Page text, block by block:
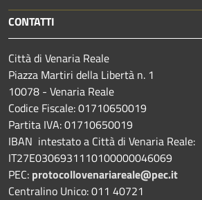
CONTATTI
Città di Venaria Reale
Piazza Martiri della Libertà n. 1
10078 - Venaria Reale
Codice Fiscale: 01710650019
Partita IVA: 01710650019
IBAN intestato a Città di Venaria Reale:
IT27E0306931110100000046069
PEC: protocollovenariareale@pec.it
Centralino Unico: 011 40721